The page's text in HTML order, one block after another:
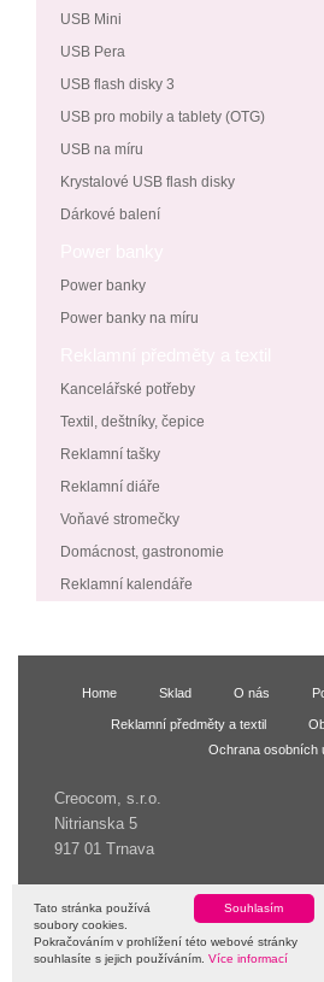
USB Mini
USB Pera
USB flash disky 3
USB pro mobily a tablety (OTG)
USB na míru
Krystalové USB flash disky
Dárkové balení
Power banky
Power banky na míru
Kancelářské potřeby
Textil, deštníky, čepice
Reklamní tašky
Reklamní diáře
Voňavé stromečky
Domácnost, gastronomie
Reklamní kalendáře
Home Sklad O nás
Reklamní předměty a textil
Ochrana osobních
Creocom, s.r.o.
Nitrianska 5
917 01 Trnava
© 2009 Creocom, s.r.o.
Souhlasím
Tato stránka používá
soubory cookies.
Pokračováním v prohlížení této webové stránky
souhlasíte s jejich používáním. Více informací